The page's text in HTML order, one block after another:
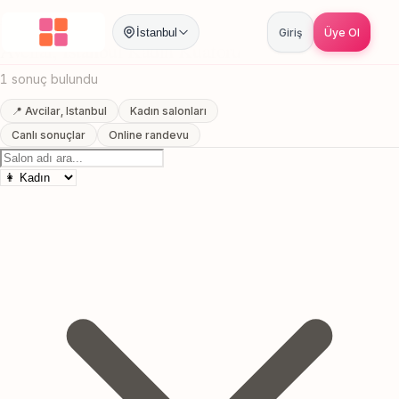
İstanbul Giriş Üye Ol
Anasayfa / Istanbul Avcilar Kadın Kuaförü
Avcilar, Istanbul Kadın Kuaförü
1 sonuç bulundu
📍 Avcilar, Istanbul
Kadın salonları
Canlı sonuçlar
Online randevu